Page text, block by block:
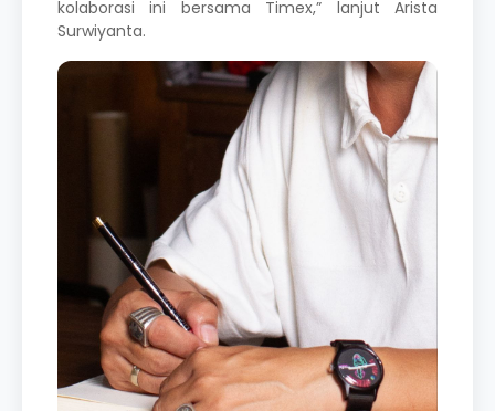
kolaborasi ini bersama Timex,” lanjut Arista
Surwiyanta.